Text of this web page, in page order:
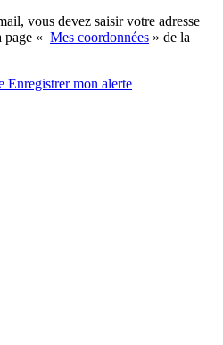
vous devez saisir votre adresse
page « Mes coordonnées » de la
Enregistrermon alerte